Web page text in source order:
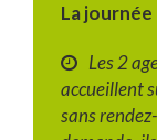
La
Les 2
accueillent
sans